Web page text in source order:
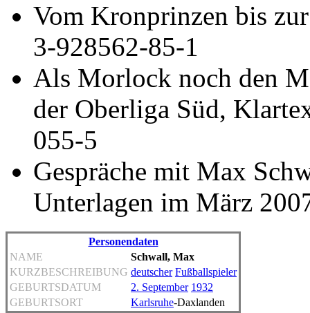
Vom Kronprinzen bis
3-928562-85-1
Als Morlock noch den
der Oberliga Süd,
055-5
Gespräche mit Max
Unterlagen im März
Personendaten
NAME
Schwall, Max
KURZBESCHREIBUNG deutscher Fußballspieler
GEBURTSDATUM
2. September 1932
GEBURTSORT
Karlsruhe-Daxlanden